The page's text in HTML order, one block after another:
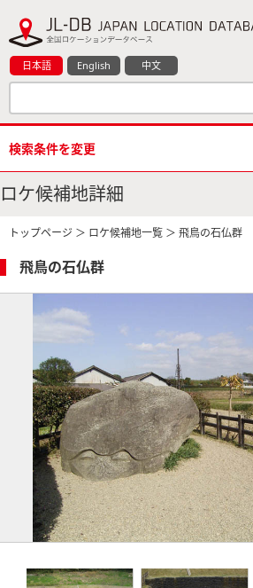
日本語 English 中文
検索条件を変更
ロケ候補地詳細
トップページ ＞ ロケ候補地一覧 ＞ 飛鳥の石仏群
飛鳥の石仏群